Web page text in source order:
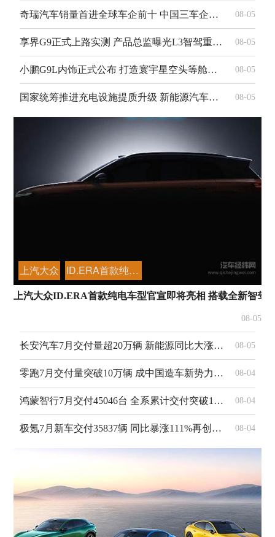
奇瑞汽车销量首进全球车企前十 中国三车企齐聚Top10创历史 08-05
享界G9正式上路实测 产品总监曝光L3智驾重磅标识 08-05
小鹏G9L内饰正式公布 打造寰宇星空头等舱智能座舱 08-05
国家统筹推进充电设施提质升级 新能源汽车充电服务迎来全面跃升 08-05
上汽大众 ID.ERA首款纯电车型
上汽大众ID.ERA首款纯电车型官宣即将亮相 搭载全新智驾
08-05
长安汽车7月交付量超20万辆 新能源同比大涨28.8% 08-05
零跑7月交付量突破10万辆 成中国造车新势力首个达成该里程碑品牌 08-04
鸿蒙智行7月交付45046台 全系累计交付突破148万台 08-04
极氪7月新车交付35837辆 同比暴涨111%再创纪录 08-04